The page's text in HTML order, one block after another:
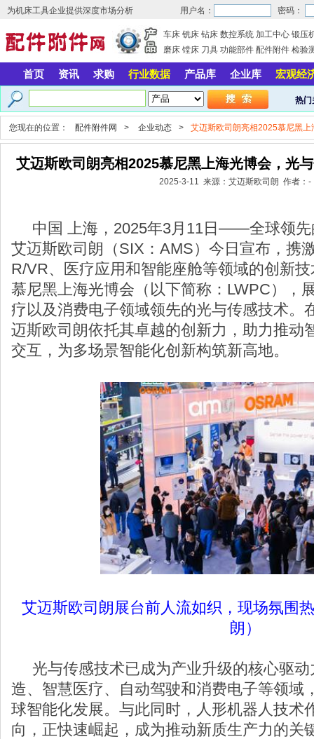
为机床工具企业提供深度市场分析 用户名： 密码：
车床 铣床 钻床 数控系统 加工中心 锻压
磨床 镗床 刀具 功能部件 配件附件 检验
首页 资讯 求购 行业数据 产品库 企业库 宏观经
热门
您现在的位置： 配件附件网 > 企业动态 > 艾迈斯欧司朗亮相2025慕尼黑
艾迈斯欧司朗亮相2025慕尼黑上海光博会，光
2025-3-11 来源：艾迈斯欧司朗 作者：-
中国 上海，2025年3月11日——全球领先
艾迈斯欧司朗（SIX：AMS）今日宣布，携
R/VR、医疗应用和智能座舱等领域的创新
慕尼黑上海光博会（以下简称：LWPC），
疗以及消费电子领域领先的光与传感技术。
迈斯欧司朗依托其卓越的创新力，助力推动
交互，为多场景智能化创新构筑新高地。
艾迈斯欧司朗展台前人流如织，现场氛围
朗）
光与传感技术已成为产业升级的核心驱动
造、智慧医疗、自动驾驶和消费电子等领域
球智能化发展。与此同时，人形机器人技术
向，正快速崛起，成为推动新质生产力的关